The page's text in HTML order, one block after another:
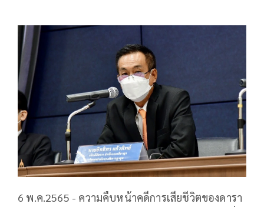
6 พ.ค.2565 - ความคืบหน้าคดีการเสียชีวิตของดารา